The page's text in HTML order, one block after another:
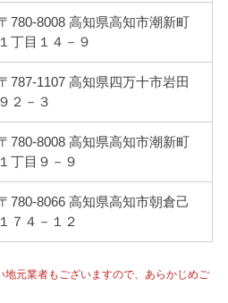
780-8008 高知県高知市潮新町
１丁目１４－９
787-1107 高知県四万十市岩田
９２－３
780-8008 高知県高知市潮新町
１丁目９－９
780-8066 高知県高知市朝倉己
１７４－１２
元業者もございますので、あらかじめご